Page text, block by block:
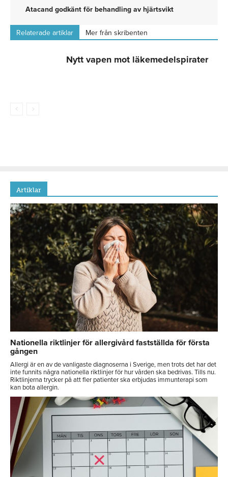
Atacand godkänt för behandling av hjärtsvikt
Relaterade artiklar Mer från skribenten
Nytt vapen mot läkemedelspirater
Artiklar
Nationella riktlinjer för allergivård fastställda för första
gången
Allergi är en av de vanligaste diagnoserna i Sverige, men trots det har det
inte funnits några nationella riktlinjer för hur vården ska bedrivas. Tills nu.
Riktlinjerna trycker på att fler patienter ska erbjudas immunterapi som
kan bota allergin.